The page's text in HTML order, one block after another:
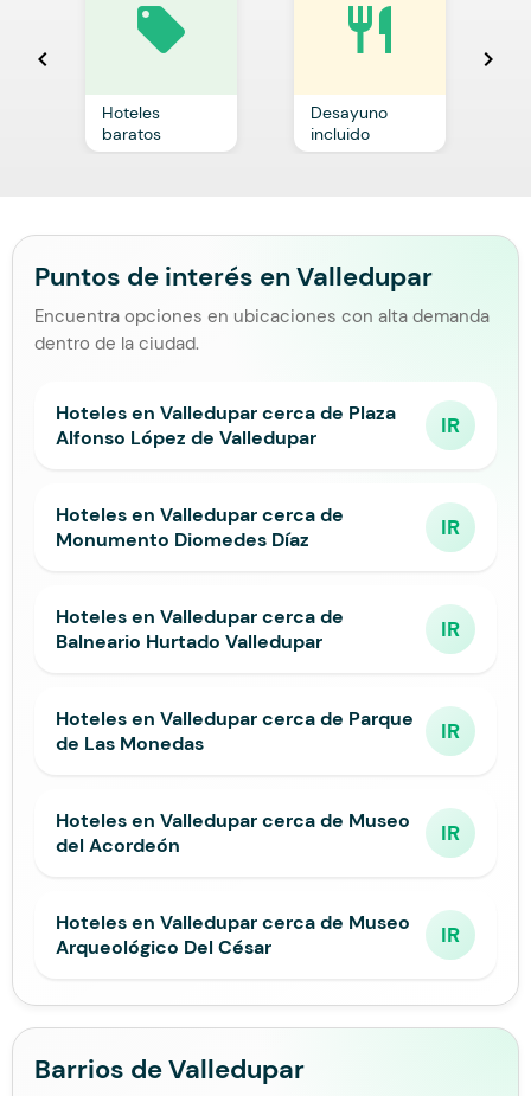
chevron_left
local_offer
Hoteles
baratos
restaurant
Desayuno
incluido
chevron_right
Puntos de interés en Valledupar
Encuentra opciones en ubicaciones con alta demanda
dentro de la ciudad.
Hoteles en Valledupar cerca de Plaza
Alfonso López de Valledupar
IR
Hoteles en Valledupar cerca de
Monumento Diomedes Díaz
IR
Hoteles en Valledupar cerca de
Balneario Hurtado Valledupar
IR
Hoteles en Valledupar cerca de Parque
de Las Monedas
IR
Hoteles en Valledupar cerca de Museo
del Acordeón
IR
Hoteles en Valledupar cerca de Museo
Arqueológico Del César
IR
Barrios de Valledupar